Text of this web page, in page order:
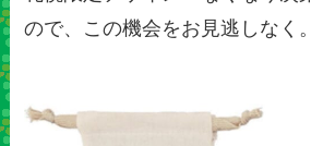
ので、この機会をお見逃しなく。